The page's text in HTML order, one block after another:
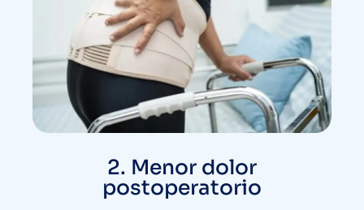
2. Menor dolor
postoperatorio